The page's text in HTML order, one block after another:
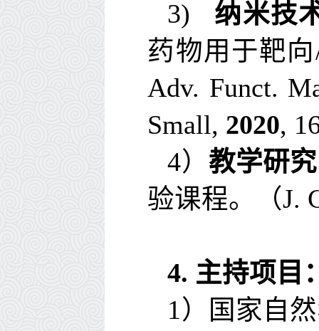
3) 纳米技
药物用于靶向
Adv. Funct.
Small, 2020,
4） 教学研
验课程。（J.
4. 主持项目
1）国家自